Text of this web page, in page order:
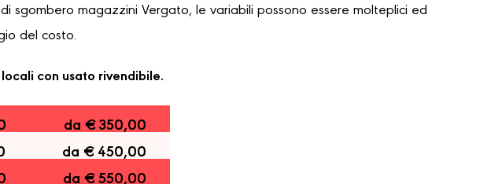
magazzini Vergato, le variabili possono essere molteplici ed
del costo.
con usato rivendibile.
da € 350,00
da € 450,00
da € 550,00